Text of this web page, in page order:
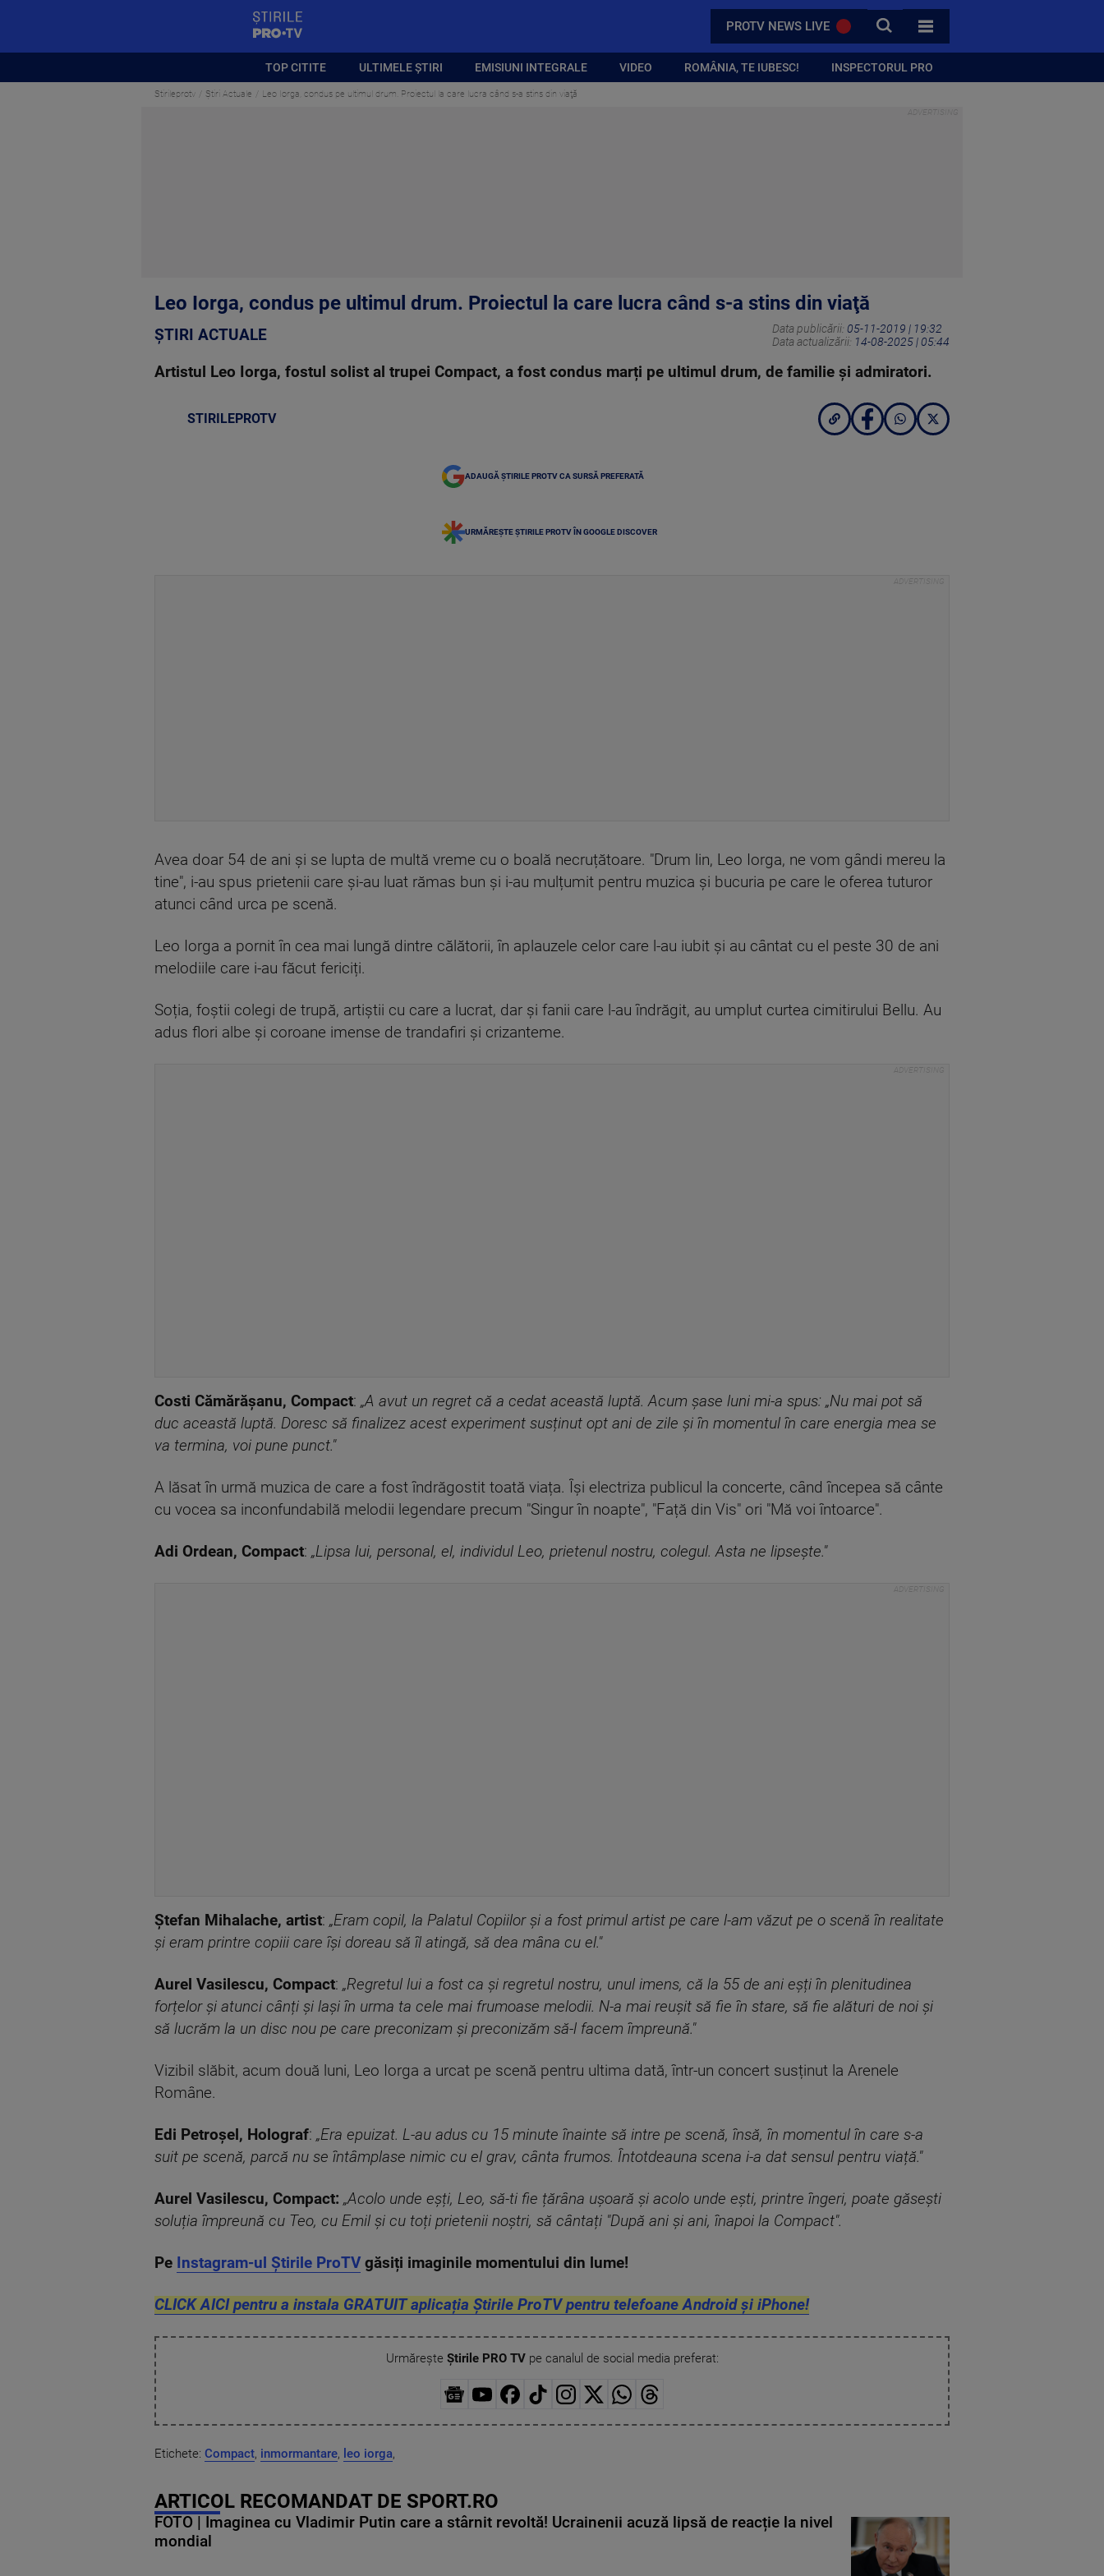
PROTV NEWS LIVE CAUTA
TOATE CATEGORIILE
TOP CITITE ULTIMELE ȘTIRI EMISIUNI INTEGRALE VIDEO ROMÂNIA, TE IUBESC! INSPECTORUL PRO
Stirileprotv Știri Actuale Leo Iorga, condus pe ultimul drum. Proiectul la care lucra când s-a stins din viaţă
Leo Iorga, condus pe ultimul drum. Proiectul la care lucra când s-a stins din viaţă
ȘTIRI ACTUALE Data publicării: 05-11-2019 | 19:32
Data actualizării: 14-08-2025 | 05:44
Artistul Leo Iorga, fostul solist al trupei Compact, a fost condus marți pe ultimul drum, de familie și admiratori.
STIRILEPROTV
ADAUGĂ ȘTIRILE PROTV CA SURSĂ PREFERATĂ
URMĂREȘTE ȘTIRILE PROTV ÎN GOOGLE DISCOVER
Avea doar 54 de ani și se lupta de multă vreme cu o boală necruțătoare. "Drum lin, Leo Iorga, ne vom gândi mereu la
tine", i-au spus prietenii care și-au luat rămas bun și i-au mulțumit pentru muzica și bucuria pe care le oferea tuturor
atunci când urca pe scenă.
Leo Iorga a pornit în cea mai lungă dintre călătorii, în aplauzele celor care l-au iubit și au cântat cu el peste 30 de ani
melodiile care i-au făcut fericiți.
Soția, foștii colegi de trupă, artiștii cu care a lucrat, dar și fanii care l-au îndrăgit, au umplut curtea cimitirului Bellu. Au
adus flori albe și coroane imense de trandafiri și crizanteme.
Costi Cămărășanu, Compact: „A avut un regret că a cedat această luptă. Acum șase luni mi-a spus: „Nu mai pot să
duc această luptă. Doresc să finalizez acest experiment susținut opt ani de zile și în momentul în care energia mea se
va termina, voi pune punct."
A lăsat în urmă muzica de care a fost îndrăgostit toată viața. Își electriza publicul la concerte, când începea să cânte
cu vocea sa inconfundabilă melodii legendare precum "Singur în noapte", "Față din Vis" ori "Mă voi întoarce".
Adi Ordean, Compact: „Lipsa lui, personal, el, individul Leo, prietenul nostru, colegul. Asta ne lipsește."
Ștefan Mihalache, artist: „Eram copil, la Palatul Copiilor și a fost primul artist pe care l-am văzut pe o scenă în realitate
și eram printre copiii care își doreau să îl atingă, să dea mâna cu el."
Aurel Vasilescu, Compact: „Regretul lui a fost ca și regretul nostru, unul imens, că la 55 de ani eșți în plenitudinea
forțelor și atunci cânți și lași în urma ta cele mai frumoase melodii. N-a mai reușit să fie în stare, să fie alături de noi și
să lucrăm la un disc nou pe care preconizam și preconizăm să-l facem împreună."
Vizibil slăbit, acum două luni, Leo Iorga a urcat pe scenă pentru ultima dată, într-un concert susținut la Arenele
Române.
Edi Petroșel, Holograf: „Era epuizat. L-au adus cu 15 minute înainte să intre pe scenă, însă, în momentul în care s-a
suit pe scenă, parcă nu se întâmplase nimic cu el grav, cânta frumos. Întotdeauna scena i-a dat sensul pentru viață."
Aurel Vasilescu, Compact: „Acolo unde eșți, Leo, să-ti fie țărâna ușoară și acolo unde ești, printre îngeri, poate găsești
soluția împreună cu Teo, cu Emil și cu toți prietenii noștri, să cântați "După ani și ani, înapoi la Compact".
Pe Instagram-ul Știrile ProTV găsiți imaginile momentului din lume!
CLICK AICI pentru a instala GRATUIT aplicația Știrile ProTV pentru telefoane Android și iPhone!
Urmărește Știrile PRO TVpe canalul de social media preferat:
Etichete: Compact, inmormantare, leo iorga,
ARTICOL RECOMANDAT DE SPORT.RO
FOTO | Imaginea cu Vladimir Putin care a stârnit revoltă! Ucrainenii acuză lipsă de reacție la nivel
mondial